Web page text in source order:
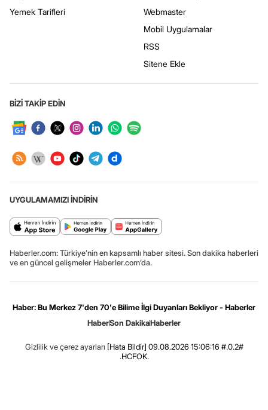
Yemek Tarifleri
Webmaster
Mobil Uygulamalar
RSS
Sitene Ekle
BİZİ TAKİP EDİN
UYGULAMAMIZI İNDİRİN
Haberler.com: Türkiye’nin en kapsamlı haber sitesi. Son dakika haberleri
ve en güncel gelişmeler Haberler.com’da.
Haber: Bu Merkez 7'den 70'e Bilime İlgi Duyanları Bekliyor - Haberler
HaberSon DakikaHaberler
Gizlilik ve çerez ayarları [Hata Bildir] 09.08.2026 15:06:16 #.0.2#
.HCFOK.